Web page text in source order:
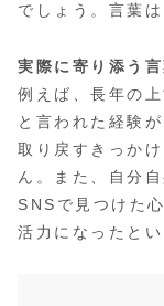
でしょう。言葉
実際に寄り添う
例えば、長年の
と言われた経験
取り戻すきっか
ん。また、自分
SNSで見つけた
活力になったと